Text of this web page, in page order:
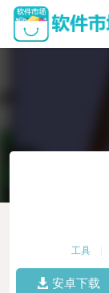
工具
安卓下载